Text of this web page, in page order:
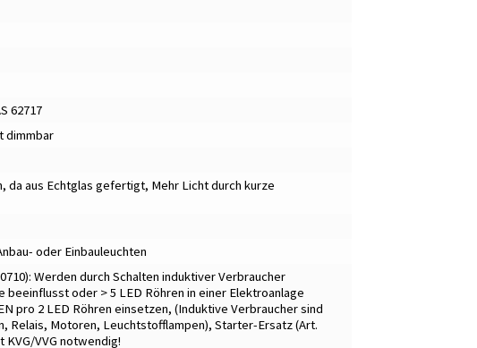
62717
dimmbar
da aus Echtglas gefertigt, Mehr Licht durch kurze
oder Einbauleuchten
Werden durch Schalten induktiver Verbraucher
beeinflusst oder > 5 LED Röhren in einer Elektroanlage
pro 2 LED Röhren einsetzen, (Induktive Verbraucher sind
Relais, Motoren, Leuchtstofflampen), Starter-Ersatz (Art.
KVG/VVG notwendig!